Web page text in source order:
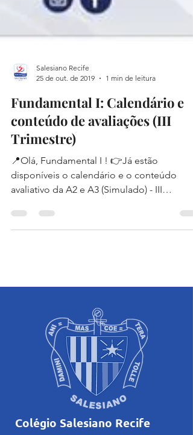
25 de out. de 2019
1 min de leitura
Fundamental I: Calendário e
conteúdo de avaliações (III
Trimestre)
📍Olá, Fundamental I ! 👉Já estão
disponíveis o calendário e o conteúdo
avaliativo da A2 e A3 (Simulado) - III